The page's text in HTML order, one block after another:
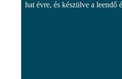
hat évre, és készülve a leendő